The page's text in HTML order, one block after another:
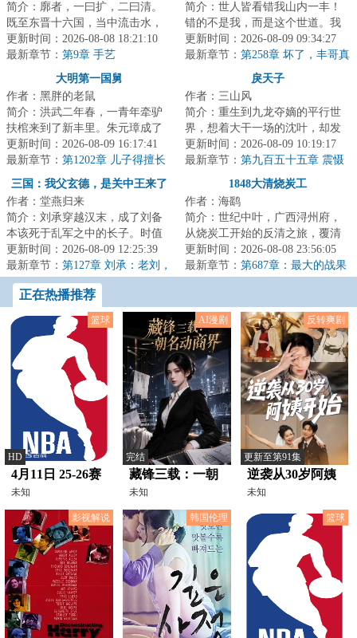
简介：廓者，一曰扩，二曰清。
既至东晋十六国，当中流击水，
矢志北伐，先驱中原五胡，再扫
朝堂士族门阀。...
更新时间：2026-08-08 18:21:10
最新章节： 第9章 手艺
简介：世人皆看错我山内一丰！
错的不是我，而是这个世道。我
山内一丰能有什么小心思呢，我
只是太想进步了...
更新时间：2026-08-09 09:34:27
最新章节： 第258章 坏了，丰哥真
大明第一国舅
作者：黑胖的老鼠
简介：洪武二年春，一青年牵驴
扶棺来到了新丰里。朱元璋成了
我姐夫？那我就是大明第一国
舅！...
更新时间：2026-08-09 16:17:41
最新章节： 第1202章 儿子得擅长
治国
戾天子
作者：三山风
简介：重生到九龙夺嫡的平行世
界，想着大干一场的沈叶，却发
现自己竟然成了被群起而攻之的
太子。知道太子...
更新时间：2026-08-09 10:19:17
最新章节： 第九百五十五章 震慑
人心，还是要靠实力
三国：我父玄德，是关中王来了
作者：堂燕归来
简介：刘承穿越汉末，成了刘备
本该死于乱军之中的长子。时值
袁曹官渡决战，刘备于汝南被曹
操大败，即将投...
更新时间：2026-08-09 12:25:39
最新章节： 第127章 刘承：老刘，
该我为你遮风挡雨了，小小张
鲁，看我轻松拿捏！
1848大清烧炭工
作者：海鹞
简介：世纪中叶，广西浔州府，
从烧炭工开始的反清之旅，覆清
灭洋，荡涤百年国耻。【无系统
外挂，传统历史...
更新时间：2026-08-08 23:56:05
最新章节： 第687章：最大的战果
正在热播推荐
篮球
HD
4月11日 25-26赛
季NBA常规赛 灰
熊VS爵士
未知
AI漫剧
完结
藏锋三载：一朝
名动商界
未知
反转爽剧
更新至第91集
逆袭从30岁阿姨
开始
未知
影视解说 韩国伦理 篮球